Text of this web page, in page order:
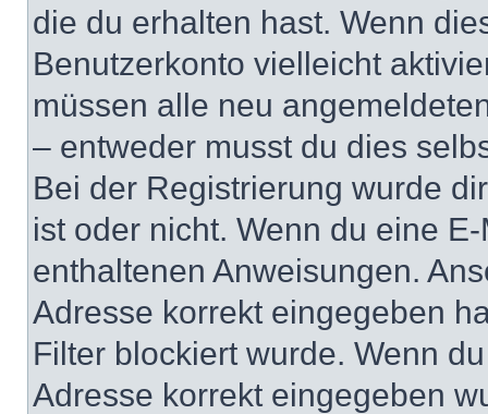
die du erhalten hast. Wenn
Benutzerkonto vielleicht
müssen alle neu
– entweder musst du dies
Bei der Registrierung wurde
ist oder nicht. Wenn du eine
enthaltenen Anweisungen.
Adresse korrekt eingegeben
Filter blockiert wurde. Wenn
Adresse korrekt eingegeben